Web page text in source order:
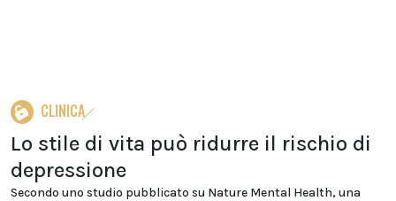
CLINICA
Lo stile di vita può ridurre il rischio di
depressione
Secondo uno studio pubblicato su Nature Mental Health, una